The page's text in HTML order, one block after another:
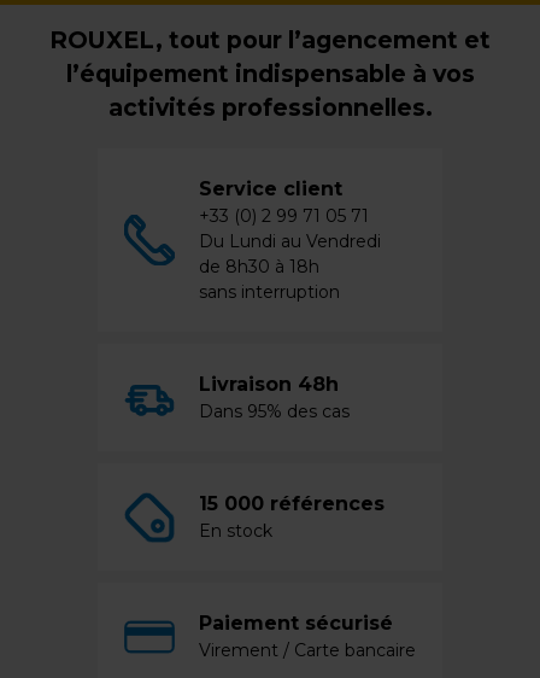
ROUXEL, tout pour l’agencement et
l’équipement indispensable à vos
activités professionnelles.
Service client
+33 (0) 2 99 71 05 71
Du Lundi au Vendredi
de 8h30 à 18h
sans interruption
Livraison 48h
Dans 95% des cas
15 000 références
En stock
Paiement sécurisé
Virement / Carte bancaire